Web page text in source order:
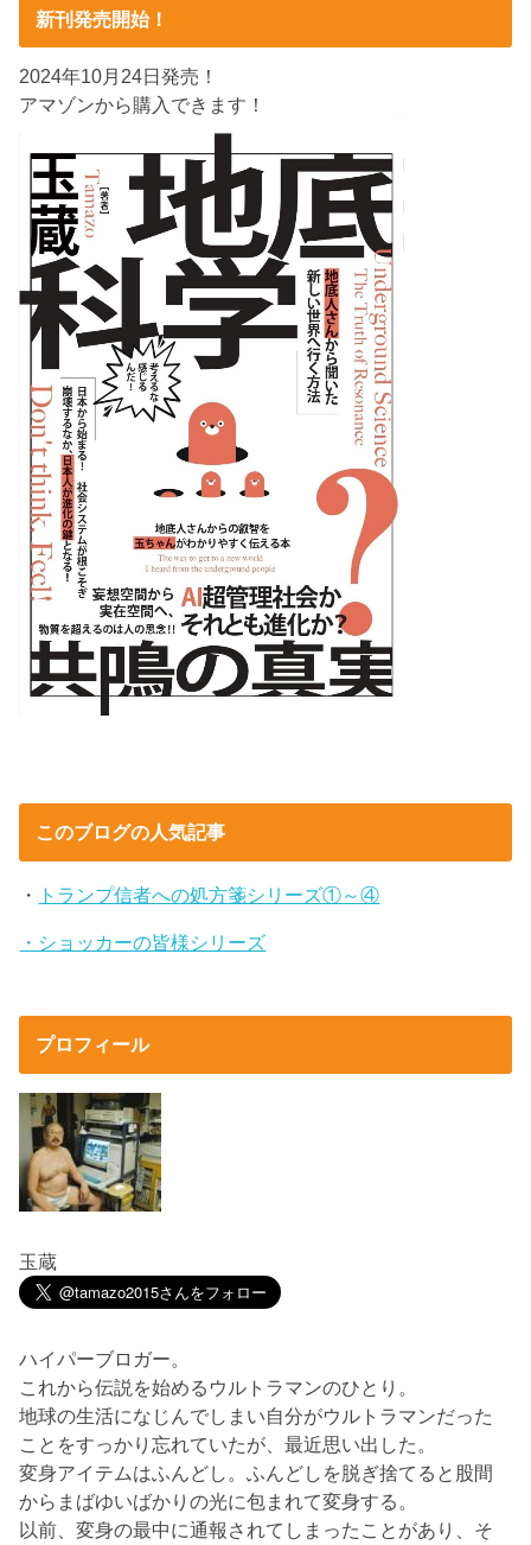
新刊発売開始！
2024年10月24日発売！
アマゾンから購入できます！
このブログの人気記事
・ トランプ信者への処方箋シリーズ①～④
・ショッカーの皆様シリーズ
プロフィール
玉蔵
ハイパーブロガー。
これから伝説を始めるウルトラマンのひとり。
地球の生活になじんでしまい自分がウルトラマンだった
ことをすっかり忘れていたが、最近思い出した。
変身アイテムはふんどし。ふんどしを脱ぎ捨てると股間
からまばゆいばかりの光に包まれて変身する。
以前、変身の最中に通報されてしまったことがあり、そ